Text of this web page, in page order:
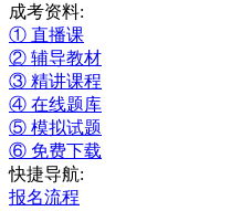
成考资料:
① 直播课
② 辅导教材
③ 精讲课程
④ 在线题库
⑤ 模拟试题
⑥ 免费下载
快捷导航:
报名流程